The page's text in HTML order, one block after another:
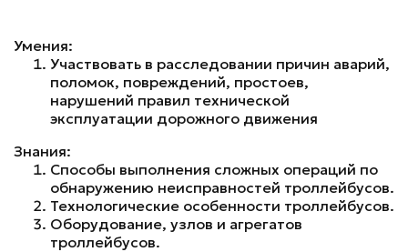
Умения:
Участвовать в расследовании причин аварий,
поломок, повреждений, простоев,
нарушений правил технической
эксплуатации дорожного движения
Знания:
Способы выполнения сложных операций по
обнаружению неисправностей троллейбусов.
Технологические особенности троллейбусов.
Оборудование, узлов и агрегатов
троллейбусов.